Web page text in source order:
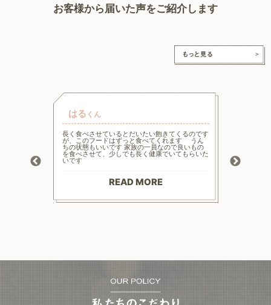
お客様から届いた声をご紹介します
はる くん
長く食べさせているとだいたい飽きてくるのです
が、このフードはずっと食べてくれます うん
ちの状態もいいです 家族の一員なので良いもの
を食べさせて、少しでも長く健康でいてもらいた
いです
READ MORE